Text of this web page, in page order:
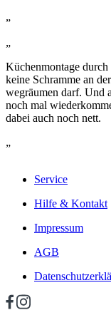
„
„
Küchenmontage
keine Schramme an
wegräumen darf. Und
noch mal
dabei auch noch nett.
„
Service
Hilfe & Kontakt
Impressum
AGB